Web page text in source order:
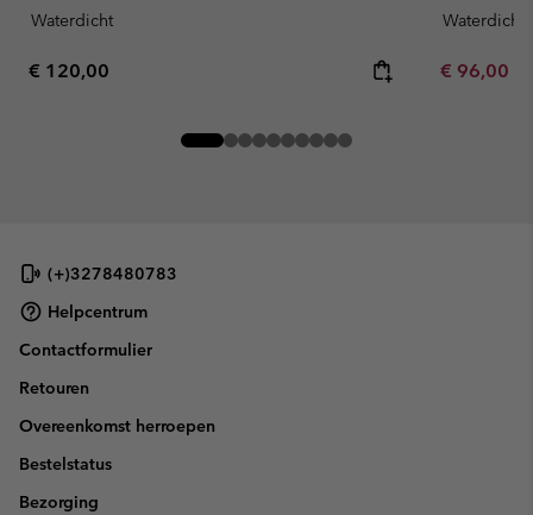
Waterdicht
Regular price:
€ 120,00
Waterdicht
Minimum
€ 96,00
(+)3278480783
Helpcentrum
Contactformulier
Retouren
Overeenkomst herroepen
Bestelstatus
Bezorging